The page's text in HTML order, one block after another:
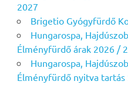
2027
Brigetio Gyógyfürdő
Hungarospa,
Élményfürdő árak 2026 /
Hungarospa,
Élményfürdő nyitva tartás